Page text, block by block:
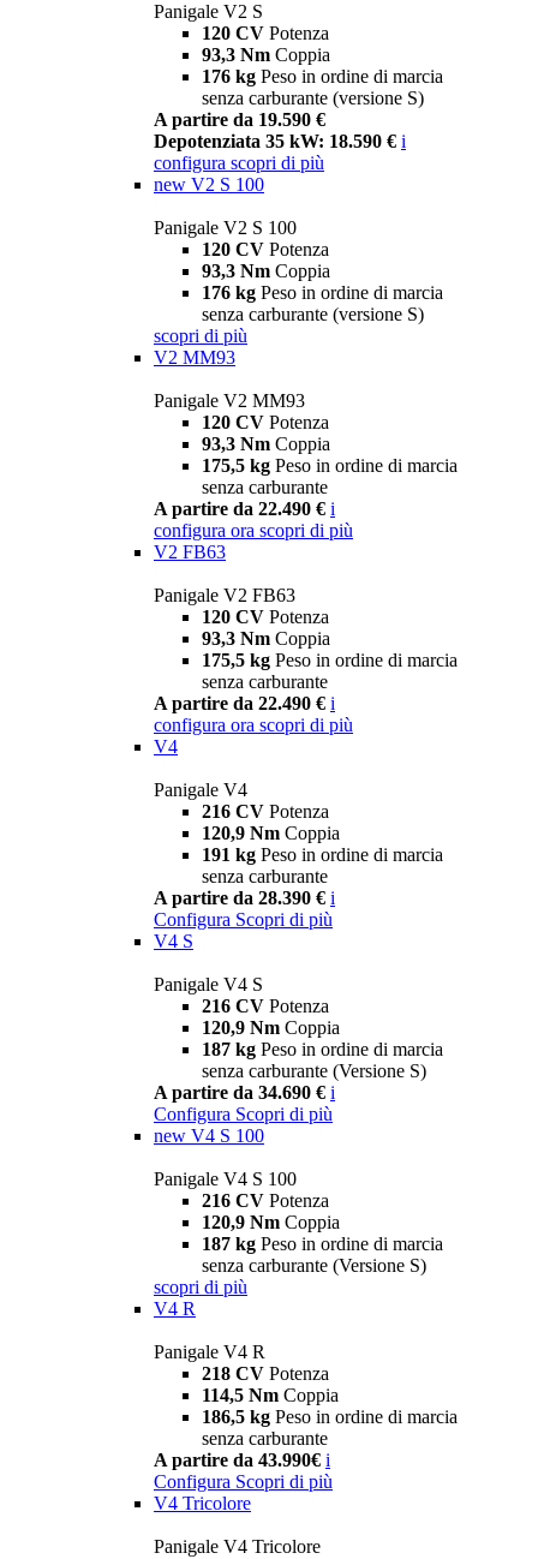
Panigale V2 S
120 CV Potenza
93,3 Nm Coppia
176 kg Peso in ordine di marcia
senza carburante (versione S)
A partire da 19.590 €
Depotenziata 35 kW: 18.590 € i
configura scopri di più
new V2 S 100
Panigale V2 S 100
120 CV Potenza
93,3 Nm Coppia
176 kg Peso in ordine di marcia
senza carburante (versione S)
scopri di più
V2 MM93
Panigale V2 MM93
120 CV Potenza
93,3 Nm Coppia
175,5 kg Peso in ordine di marcia
senza carburante
A partire da 22.490 € i
configura ora scopri di più
V2 FB63
Panigale V2 FB63
120 CV Potenza
93,3 Nm Coppia
175,5 kg Peso in ordine di marcia
senza carburante
A partire da 22.490 € i
configura ora scopri di più
V4
Panigale V4
216 CV Potenza
120,9 Nm Coppia
191 kg Peso in ordine di marcia
senza carburante
A partire da 28.390 € i
Configura Scopri di più
V4 S
Panigale V4 S
216 CV Potenza
120,9 Nm Coppia
187 kg Peso in ordine di marcia
senza carburante (Versione S)
A partire da 34.690 € i
Configura Scopri di più
new V4 S 100
Panigale V4 S 100
216 CV Potenza
120,9 Nm Coppia
187 kg Peso in ordine di marcia
senza carburante (Versione S)
scopri di più
V4 R
Panigale V4 R
218 CV Potenza
114,5 Nm Coppia
186,5 kg Peso in ordine di marcia
senza carburante
A partire da 43.990€ i
Configura Scopri di più
V4 Tricolore
Panigale V4 Tricolore